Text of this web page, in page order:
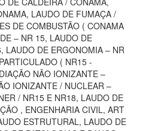
LAUDO DE FUMAÇA /
DE COMBUSTÃO ( CONAMA
– NR 15, LAUDO DE
LAUDO DE ERGONOMIA – NR
( NR15 -
NÃO IONIZANTE –
IONIZANTE / NUCLEAR –
/ NR15 E NR18, LAUDO DE
, ENGENHARIA CIVIL, ART
ESTRUTURAL, LAUDO DE